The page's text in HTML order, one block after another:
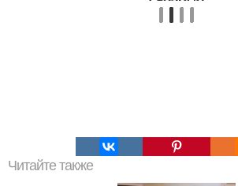
Читайте также